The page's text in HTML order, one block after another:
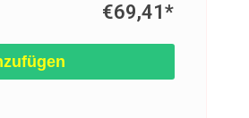
€69,41*